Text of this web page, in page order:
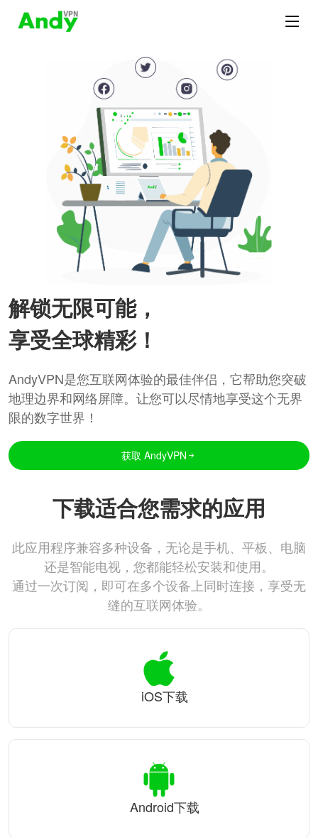
解锁无限可能，
享受全球精彩！
AndyVPN是您互联网体验的最佳伴侣，它帮助您突破
地理边界和网络屏障。让您可以尽情地享受这个无界
限的数字世界！
获取 AndyVPN
下载适合您需求的应用
此应用程序兼容多种设备，无论是手机、平板、电脑
还是智能电视，您都能轻松安装和使用。
通过一次订阅，即可在多个设备上同时连接，享受无
缝的互联网体验。
iOS下载
Android下载